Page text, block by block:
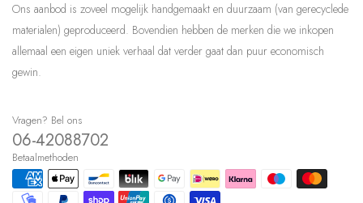
Ons aanbod is zoveel mogelijk handgemaakt en duurzaam (van gerecyclede
materialen) geproduceerd. Bovendien hebben de merken die we inkopen
allemaal een eigen uniek verhaal dat verder gaat dan puur economisch
gewin.
Vragen? Bel ons
06-42088702
Betaalmethoden